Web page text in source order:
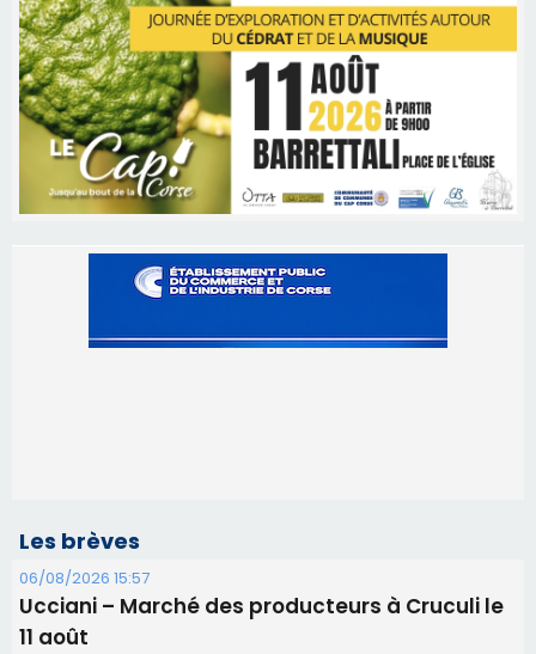
Les brèves
06/08/2026 15:57
Ucciani – Marché des producteurs à Cruculi le
11 août